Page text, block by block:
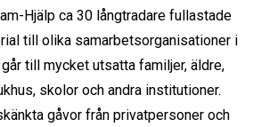
Hjälp ca 30 långtradare fullastade
till olika samarbetsorganisationer i
till mycket utsatta familjer, äldre,
skolor och andra institutioner.
gåvor från privatpersoner och